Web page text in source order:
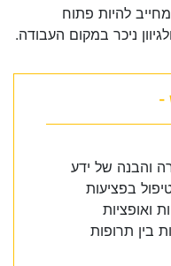
להיות פתוח
ניכר במקום העבודה.
-
והבנה של ידע
בפציעות
ואופציות
בין תרופות